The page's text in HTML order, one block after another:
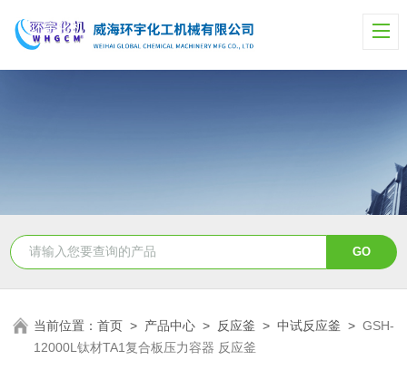
当前位置：首页 > 产品中心 > 反应釜 >中试反应釜 >GSH-
12000L钛材TA1复合板压力容器 反应釜